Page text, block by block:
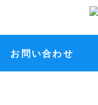
お問い合わせ